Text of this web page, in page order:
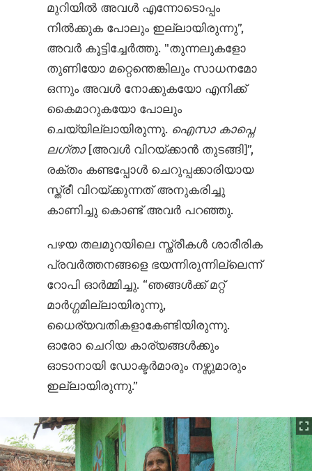
മുറിയിൽ അവൾ എന്നോടൊപ്പം
നിൽക്കുക പോലും ഇല്ലായിരുന്നു”,
അവർ കൂട്ടിച്ചേർത്തു. "തുന്നലുകളോ
തുണിയോ മറ്റെന്തെങ്കിലും സാധനമോ
ഒന്നും അവൾ നോക്കുകയോ എനിക്ക്
കൈമാറുകയോ പോലും
ചെയ്യില്ലായിരുന്നു. ഐസാ കാപ്നെ
ലഗ്താ [അവൾ വിറയ്ക്കാൻ തുടങ്ങി]”,
രക്തം കണ്ടപ്പോൾ ചെറുപ്പക്കാരിയായ
സ്ത്രീ വിറയ്ക്കുന്നത് അനുകരിച്ചു
കാണിച്ചു കൊണ്ട് അവർ പറഞ്ഞു.
പഴയ തലമുറയിലെ സ്ത്രീകൾ ശാരീരിക
പ്രവർത്തനങ്ങളെ ഭയന്നിരുന്നില്ലെന്ന്
റോപി ഓർമ്മിച്ചു. “ഞങ്ങൾക്ക് മറ്റ്
മാർഗ്ഗമില്ലായിരുന്നു,
ധൈര്യവതികളാകേണ്ടിയിരുന്നു.
ഓരോ ചെറിയ കാര്യങ്ങൾക്കും
ഓടാനായി ഡോക്ടർമാരും നഴ്സുമാരും
ഇല്ലായിരുന്നു.”